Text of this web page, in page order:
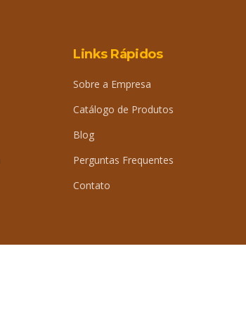
Links Rápidos
Sobre a Empresa
Catálogo de Produtos
Blog
Perguntas Frequentes
Contato